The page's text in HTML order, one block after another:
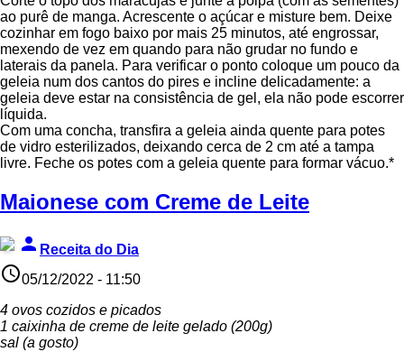
ao purê de manga. Acrescente o açúcar e misture bem. Deixe
cozinhar em fogo baixo por mais 25 minutos, até engrossar,
mexendo de vez em quando para não grudar no fundo e
laterais da panela. Para verificar o ponto coloque um pouco da
geleia num dos cantos do pires e incline delicadamente: a
geleia deve estar na consistência de gel, ela não pode escorrer
líquida.
Com uma concha, transfira a geleia ainda quente para potes
de vidro esterilizados, deixando cerca de 2 cm até a tampa
livre. Feche os potes com a geleia quente para formar vácuo.*
Maionese com Creme de Leite
person Receita do Dia
access_time05/12/2022 - 11:50
4 ovos cozidos e picados
1 caixinha de creme de leite gelado (200g)
sal (a gosto)